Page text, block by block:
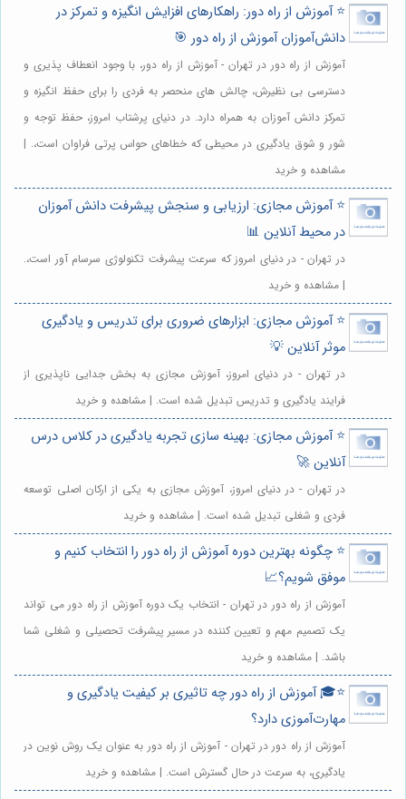
⭐️ آموزش از راه دور: راهکارهای افزایش انگیزه و تمرکز در
دانش‌آموزان آموزش از راه دور 🎯
آموزش از راه دور در تهران - آموزش از راه دور، با وجود انعطاف پذیری و
دسترسی بی نظیرش، چالش های منحصر به فردی را برای حفظ انگیزه و
تمرکز دانش آموزان به همراه دارد. در دنیای پرشتاب امروز، حفظ توجه و
شور و شوق یادگیری در محیطی که خطاهای حواس پرتی فراوان است،. |
مشاهده و خرید
⭐️ آموزش مجازی: ارزیابی و سنجش پیشرفت دانش آموزان
در محیط آنلاین 📊
در تهران - در دنیای امروز که سرعت پیشرفت تکنولوژی سرسام آور است،.
| مشاهده و خرید
⭐️ آموزش مجازی: ابزارهای ضروری برای تدریس و یادگیری
موثر آنلاین 💡
در تهران - در دنیای امروز، آموزش مجازی به بخش جدایی ناپذیری از
فرایند یادگیری و تدریس تبدیل شده است. | مشاهده و خرید
⭐️ آموزش مجازی: بهینه سازی تجربه یادگیری در کلاس درس
آنلاین 🚀
در تهران - در دنیای امروز، آموزش مجازی به یکی از ارکان اصلی توسعه
فردی و شغلی تبدیل شده است. | مشاهده و خرید
⭐️ چگونه بهترین دوره آموزش از راه دور را انتخاب کنیم و
موفق شویم؟📈
آموزش از راه دور در تهران - انتخاب یک دوره آموزش از راه دور می تواند
یک تصمیم مهم و تعیین کننده در مسیر پیشرفت تحصیلی و شغلی شما
باشد. | مشاهده و خرید
⭐️🎓 آموزش از راه دور چه تاثیری بر کیفیت یادگیری و
مهارت‌آموزی دارد؟
آموزش از راه دور در تهران - آموزش از راه دور به عنوان یک روش نوین در
یادگیری، به سرعت در حال گسترش است. | مشاهده و خرید